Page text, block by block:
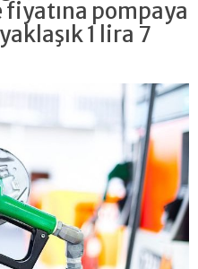
pompaya
1 lira 7